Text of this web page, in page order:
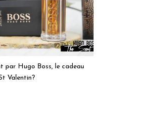
par Hugo Boss, le cadeau
Valentin?